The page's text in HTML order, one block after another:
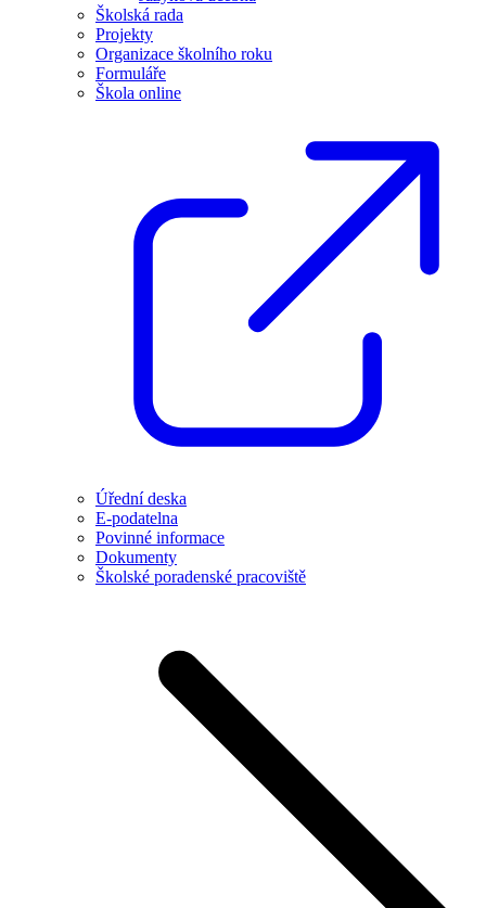
Školská rada
Projekty
Organizace školního roku
Formuláře
Škola online
Úřední deska
E-podatelna
Povinné informace
Dokumenty
Školské poradenské pracoviště